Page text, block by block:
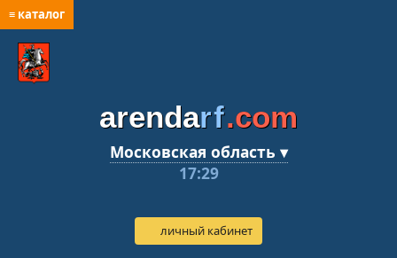
≡ каталог
arendarf.com
Московская область ▾
17:29
личный кабинет